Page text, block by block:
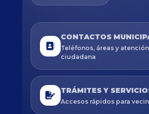
CONTACTOS
Teléfonos, áreas y atención
ciudadana
TRÁMITES Y
Accesos rápidos para